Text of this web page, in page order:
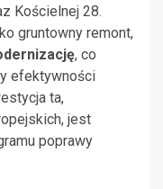
Kościelnej 28.
gruntowny remont,
, co
efektywności
ta,
jest
poprawy